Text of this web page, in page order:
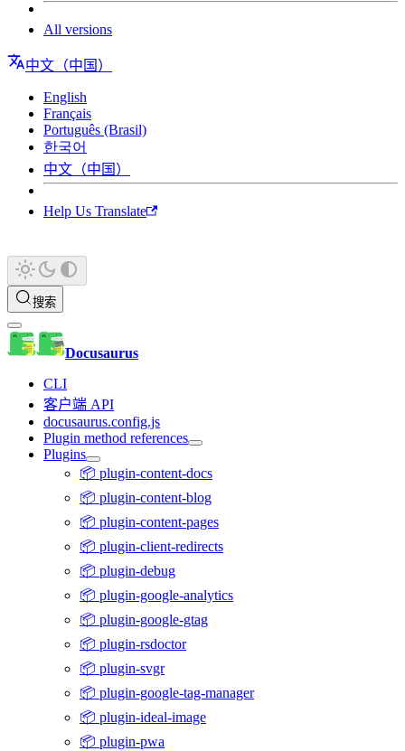
All versions
中文（中国）
English
Français
Português (Brasil)
한국어
中文（中国）
Help Us Translate
搜索
Docusaurus
CLI
客户端 API
docusaurus.config.js
Plugin method references
Plugins
📦 plugin-content-docs
📦 plugin-content-blog
📦 plugin-content-pages
📦 plugin-client-redirects
📦 plugin-debug
📦 plugin-google-analytics
📦 plugin-google-gtag
📦 plugin-rsdoctor
📦 plugin-svgr
📦 plugin-google-tag-manager
📦 plugin-ideal-image
📦 plugin-pwa